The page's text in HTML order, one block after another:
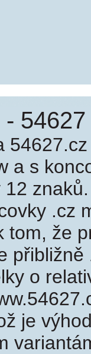
54627
a s
.cz
tom, že
o
je